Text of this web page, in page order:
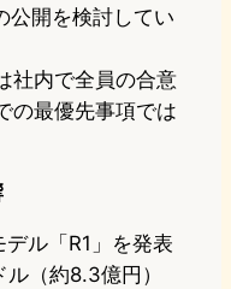
公開を検討してい
社内で全員の合意
の最優先事項では
ル「R1」を発表
（約8.3億円）